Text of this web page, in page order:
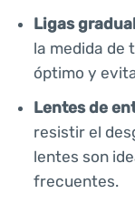
Ligas
la medida de
óptimo y
Lentes de
resistir el
lentes son
frecuentes.